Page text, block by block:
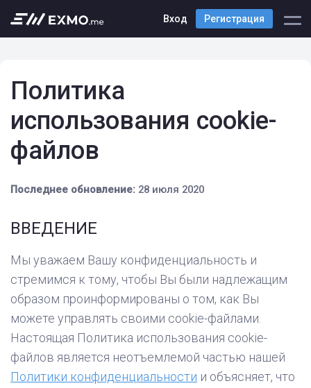
Вход Регистрация
Политика
использования cookie-
файлов
Последнее обновление: 28 июля 2020
ВВЕДЕНИЕ
Мы уважаем Вашу конфиденциальность и
стремимся к тому, чтобы Вы были надлежащим
образом проинформированы о том, как Вы
можете управлять своими cookie-файлами.
Настоящая Политика использования cookie-
файлов является неотъемлемой частью нашей
Политики конфиденциальности и объясняет, что